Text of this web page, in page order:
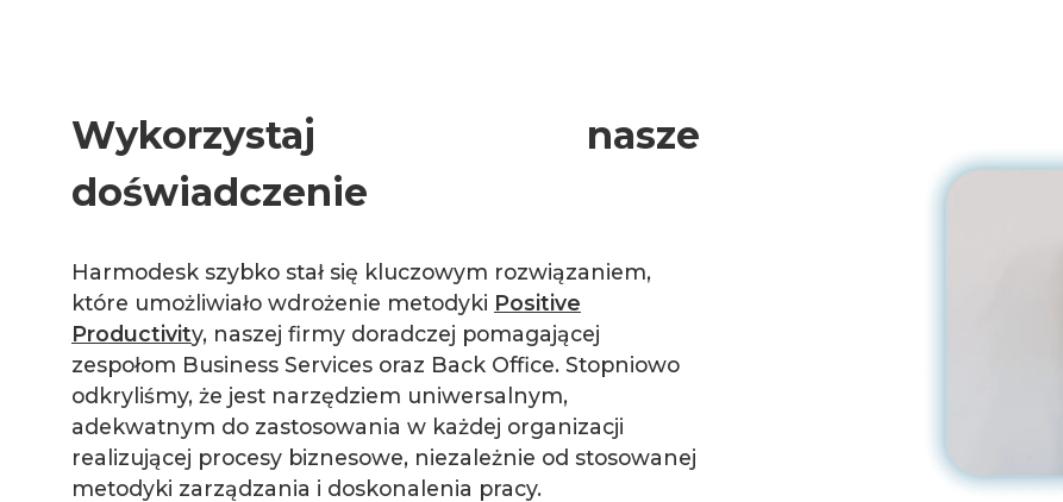
Wykorzystaj nasze
doświadczenie
Harmodesk szybko stał się kluczowym rozwiązaniem,
które umożliwiało wdrożenie metodyki Positive
Productivity, naszej firmy doradczej pomagającej
zespołom Business Services oraz Back Office. Stopniowo
odkryliśmy, że jest narzędziem uniwersalnym,
adekwatnym do zastosowania w każdej organizacji
realizującej procesy biznesowe, niezależnie od stosowanej
metodyki zarządzania i doskonalenia pracy.